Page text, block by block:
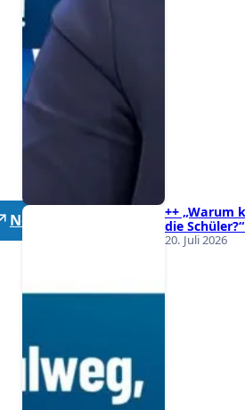
Neutrale Lehrer
++ „Warum
die
20. Juli 2026